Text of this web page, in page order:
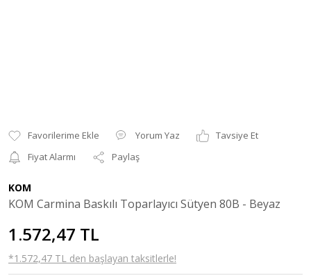
Yorum Yaz
Tavsiye Et
Fiyat Alarmı
Paylaş
KOM
KOM Carmina Baskılı Toparlayıcı Sütyen 80B - Beyaz
1.572,47 TL
*1.572,47 TL den başlayan taksitlerle!